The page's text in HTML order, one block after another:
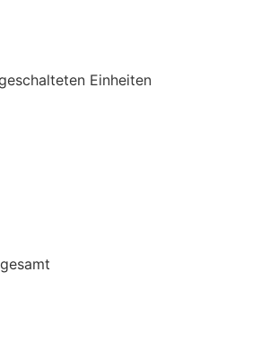
Einheiten